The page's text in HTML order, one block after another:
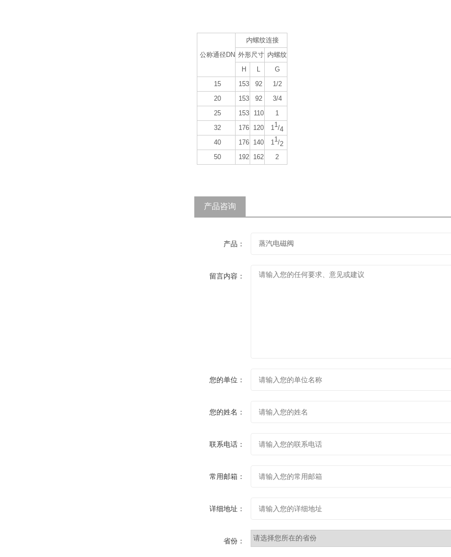
公称通径DN
内螺纹连接
外形尺寸 内螺纹
H
L
G
15
153 92
1/2
20
153 92
3/4
25
153 110
1
32
176 120 11/4
40
176 140 11/2
50
192 162 2
产品咨询
产品：
留言内容：
您的单位：
您的姓名：
联系电话：
常用邮箱：
详细地址：
省份：